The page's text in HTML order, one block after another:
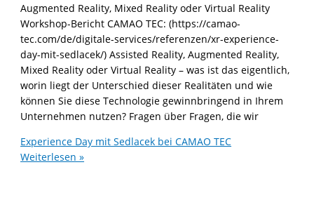
Augmented Reality, Mixed Reality oder Virtual Reality
Workshop-Bericht CAMAO TEC: (https://camao-
tec.com/de/digitale-services/referenzen/xr-experience-
day-mit-sedlacek/) Assisted Reality, Augmented Reality,
Mixed Reality oder Virtual Reality – was ist das eigentlich,
worin liegt der Unterschied dieser Realitäten und wie
können Sie diese Technologie gewinnbringend in Ihrem
Unternehmen nutzen? Fragen über Fragen, die wir
Experience Day mit Sedlacek bei CAMAO TEC
Weiterlesen »